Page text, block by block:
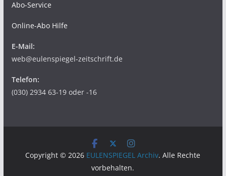
Abo-Service
Online-Abo Hilfe
E-Mail:
web@eulenspiegel-zeitschrift.de
Telefon:
(030) 2934 63-19 oder -16
Copyright © 2026 EULENSPIEGEL Archiv. Alle Rechte
vorbehalten.